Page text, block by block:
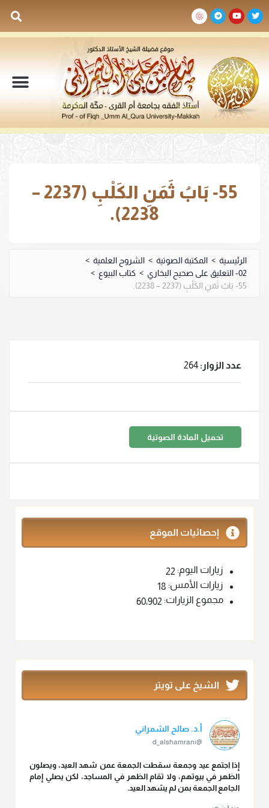
55- بَابُ ثَمَنِ الكَلْبِ (2237 –
2238).
الرئيسية > المكتبة الصوتية > الشروح العلمية >
02- التعليق على صحيح البخاري
> كتاب البيوع >
55- بَابُ ثَمَنِ الكَلْبِ (2237 – 2238).
عدد الزوار:264
تحميل المادة الصوتية
إحصائيات الموقع
زيارات اليوم: 22
زيارات الأمس: 18
مجموع الزيارات: 60٬902
الشيخ على تويتر
أ.د. صالح الشمراني
@d_alshamrani
إذا اجتمع عيد وجمعة سقطت الجمعة عمن شهد العيد، ويصلون
الظهر في بيوتهم، ولا تقام الظهر في المساجد، لكن يصلي إمام
الجامع الجمعة بمن لم يشهد العيد.